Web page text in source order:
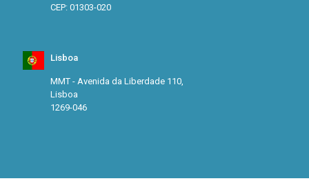
CEP: 01303-020
Lisboa
MMT - Avenida da Liberdade 110,
Lisboa
1269-046